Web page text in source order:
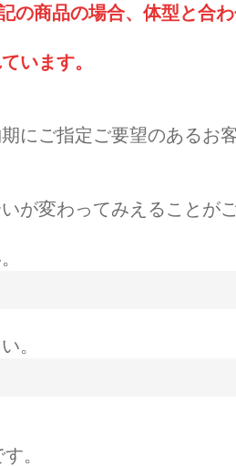
の商品の場合、体型と合
います。
にご指定ご要望のあるお
が変わってみえることが
。
。